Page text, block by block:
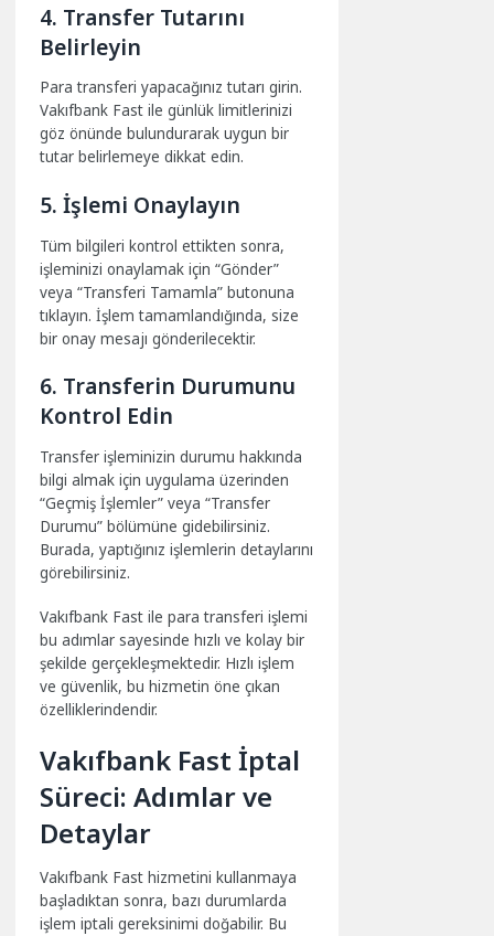
4. Transfer Tutarını
Belirleyin
Para transferi yapacağınız tutarı girin.
Vakıfbank Fast ile günlük limitlerinizi
göz önünde bulundurarak uygun bir
tutar belirlemeye dikkat edin.
5. İşlemi Onaylayın
Tüm bilgileri kontrol ettikten sonra,
işleminizi onaylamak için “Gönder”
veya “Transferi Tamamla” butonuna
tıklayın. İşlem tamamlandığında, size
bir onay mesajı gönderilecektir.
6. Transferin Durumunu
Kontrol Edin
Transfer işleminizin durumu hakkında
bilgi almak için uygulama üzerinden
“Geçmiş İşlemler” veya “Transfer
Durumu” bölümüne gidebilirsiniz.
Burada, yaptığınız işlemlerin detaylarını
görebilirsiniz.
Vakıfbank Fast ile para transferi işlemi
bu adımlar sayesinde hızlı ve kolay bir
şekilde gerçekleşmektedir. Hızlı işlem
ve güvenlik, bu hizmetin öne çıkan
özelliklerindendir.
Vakıfbank Fast İptal
Süreci: Adımlar ve
Detaylar
Vakıfbank Fast hizmetini kullanmaya
başladıktan sonra, bazı durumlarda
işlem iptali gereksinimi doğabilir. Bu